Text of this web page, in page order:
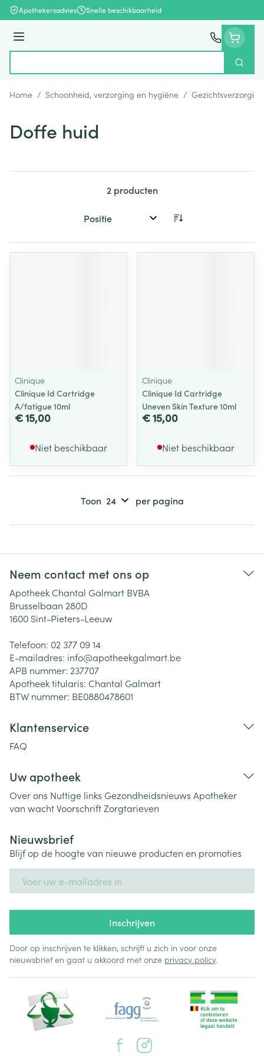
Ga naar de inhoud
Apothekersadvies Snelle beschikbaarheid
Menu
Zoek
Home / Schoonheid, verzorging en hygiëne / Gezichtsverzorging
Doffe huid
2producten
Sorteer op:
Clinique
Clinique Id Cartridge
A/fatigue 10ml
€ 15,00
Niet beschikbaar
Clinique
Clinique Id Cartridge
Uneven Skin Texture 10ml
€ 15,00
Niet beschikbaar
Toon per pagina
Neem contact met ons op
Apotheek Chantal Galmart BVBA
Brusselbaan 280D
1600 Sint-Pieters-Leeuw
Telefoon: 02 377 09 14
E-mailadres: info@apotheekgalmart.be
APB nummer: 237707
Apotheek titularis: Chantal Galmart
BTW nummer: BE0880478601
Klantenservice
FAQ
Uw apotheek
Over ons Nuttige links Gezondheidsnieuws Apotheker
van wachtVoorschriftZorgtarieven
Nieuwsbrief
Blijf op de hoogte van nieuwe producten en promoties
Inschrijven
Door op inschrijven te klikken, schrijft u zich in voor onze
nieuwsbrief en gaat u akkoord met onze privacy policy.